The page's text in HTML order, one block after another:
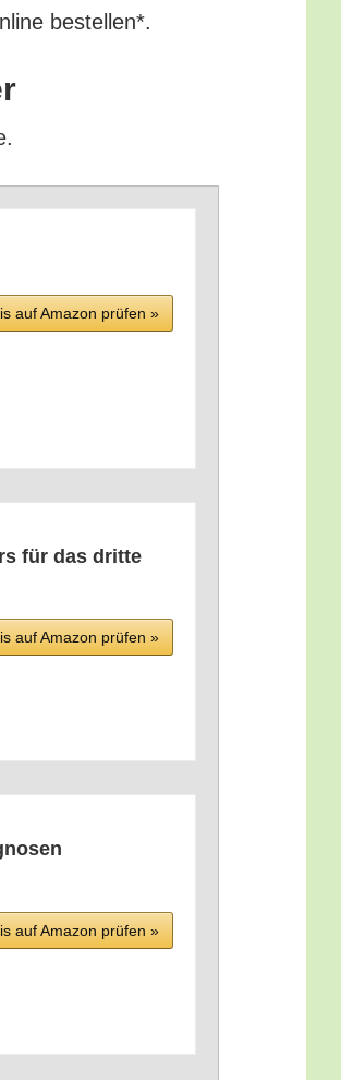
bestellen*.
auf Ama­zon prü­fen »
für das drit­te
auf Ama­zon prü­fen »
auf Ama­zon prü­fen »